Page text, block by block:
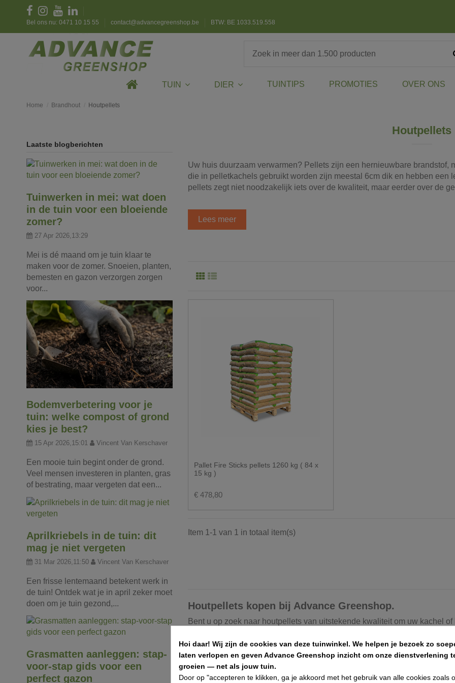
Bel ons nu: 0471 10 15 55 contact@advancegreenshop.be BTW: BE 1033.519.558
TUIN DIER TUINTIPS PROMOTIES OVER ONS
Home Brandhout Houtpellets
Houtpellets
Uw huis duurzaam verwarmen? Pellets zijn een hernieuwbare brandstof,
die in pelletkachels gebruikt worden zijn meestal 6cm dik en hebben een
pellets zegt niet noodzakelijk iets over de kwaliteit, maar eerder over de
Lees meer
Pallet Fire Sticks pellets 1260 kg ( 84 x
15 kg )
€ 478,80
Item 1-1 van 1 in totaal item(s)
Houtpellets kopen bij Advance Greenshop.
Bent u op zoek naar houtpellets van uitstekende kwaliteit om uw kachel
aan het juiste adres! Wij bieden een ruim assortiment aan houtpellets in
bronnen.
Onze houtpellets zijn geproduceerd volgens strenge normen en
Hierdoor kunt u genieten van een schone en efficiënte verbranding en
Laatste blogberichten
Tuinwerken in mei: wat doen
in de tuin voor een bloeiende
zomer?
27 Apr 2026,13:29
Mei is dé maand om je tuin klaar te
maken voor de zomer. Snoeien, planten,
bemesten en gazon verzorgen zorgen
voor...
Bodemverbetering voor je
tuin: welke compost of grond
kies je best?
15 Apr 2026,15:01 Vincent Van Kerschaver
Een mooie tuin begint onder de grond.
Veel mensen investeren in planten, gras
of bestrating, maar vergeten dat een...
Aprilkriebels in de tuin: dit
mag je niet vergeten
31 Mar 2026,11:50 Vincent Van Kerschaver
Een frisse lentemaand betekent werk in
de tuin! Ontdek wat je in april zeker moet
doen om je tuin gezond,...
Grasmatten aanleggen: stap-
voor-stap gids voor een
perfect gazon
Hoi daar! Wij zijn de cookies van deze tuinwinkel. We helpen je bezoek zo
laten verlopen en geven Advance Greenshop inzicht om onze dienstverlening
groeien — net als jouw tuin.
Door op "accepteren te klikken, ga je akkoord met het gebruik van alle cookies zoals